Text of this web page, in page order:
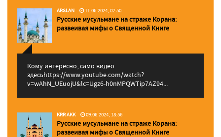
ARSLAN 11.06.2024, 02:50
Русские мусульмане на страже Корана:
pазвеивая мифы о Священной Книге
Кому интересно, само видео
здесьhttps://www.youtube.com/watch?
v=wAhN_UEuojU&lc=Ugz6-h0nMPQWTip7AZ94...
KRR AKK 09.06.2024, 18:56
Русские мусульмане на страже Корана:
pазвеивая мифы о Священной Книге